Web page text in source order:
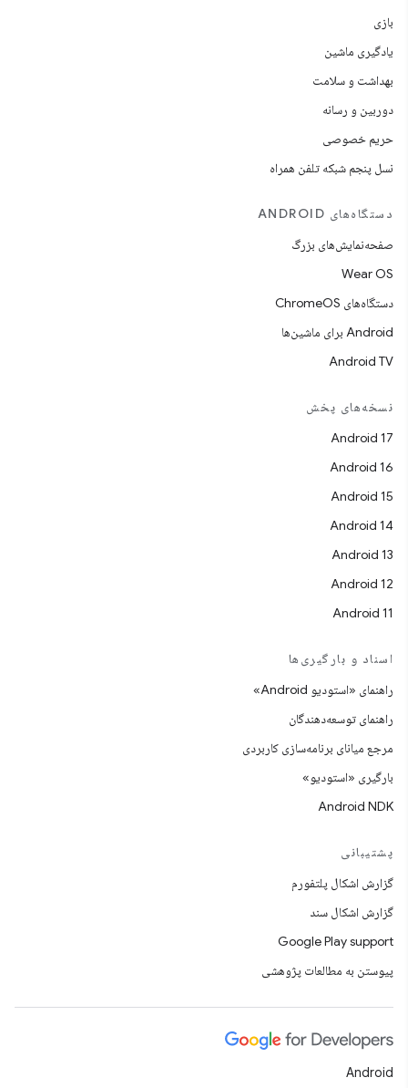
بازی
یادگیری ماشین
بهداشت و سلامت
دوربین و رسانه
حریم خصوصی
نسل پنجم شبکه تلفن همراه
دستگاه‌های ANDROID
صفحه‌نمایش‌های بزرگ
Wear OS
دستگاه‌های ChromeOS
Android برای ماشین‌ها
Android TV
نسخه‌های پخش
Android 17
Android 16
Android 15
Android 14
Android 13
Android 12
Android 11
اسناد و بارگیری‌ها
راهنمای «استودیو Android»
راهنمای توسعه‌دهندگان
مرجع میانای برنامه‌سازی کاربردی
بارگیری «استودیو»
Android NDK
پشتیبانی
گزارش اشکال پلتفورم
گزارش اشکال سند
Google Play support
پیوستن به مطالعات پژوهشی
Android